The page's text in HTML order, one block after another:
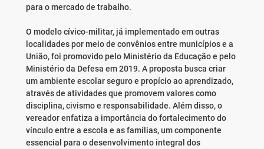
para o mercado de trabalho.
O modelo cívico-militar, já implementado em outras
localidades por meio de convênios entre municípios e a
União, foi promovido pelo Ministério da Educação e pelo
Ministério da Defesa em 2019. A proposta busca criar
um ambiente escolar seguro e propício ao aprendizado,
através de atividades que promovem valores como
disciplina, civismo e responsabilidade. Além disso, o
vereador enfatiza a importância do fortalecimento do
vínculo entre a escola e as famílias, um componente
essencial para o desenvolvimento integral dos